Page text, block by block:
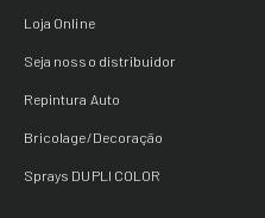
Loja Online
Seja nosso distribuidor
Repintura Auto
Bricolage/Decoração
Sprays DUPLI COLOR